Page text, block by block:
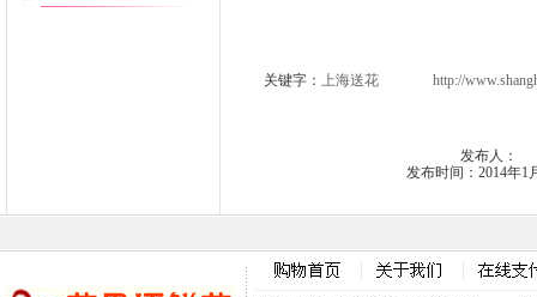
关键字： 上海送花 http://
发布人：
发布时间：2014年1